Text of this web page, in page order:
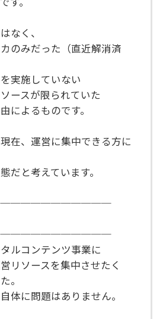
なく、
のみだった（直近解消済
実施していない
ースが限られていた
によるものです。
在、運営に集中できる方に
だと考えています。
ルコンテンツ事業に
リソースを集中させたく
。
体に問題はありません。